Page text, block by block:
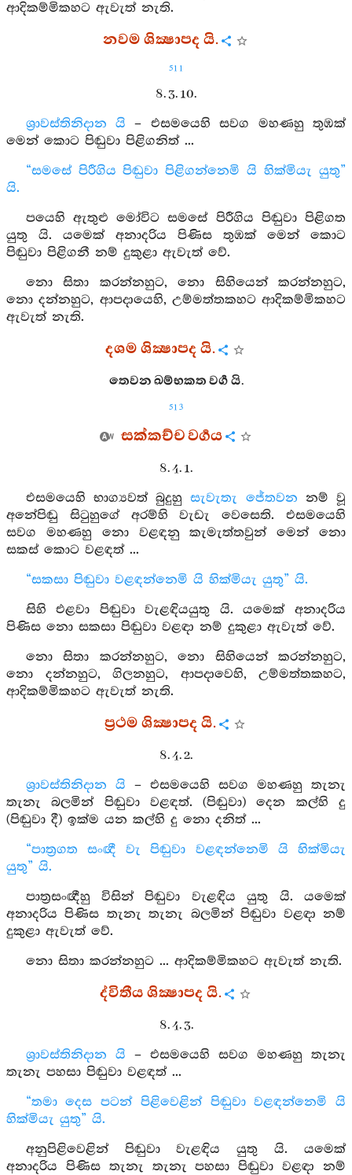
ආදිකම්මිකහට ඇවැත් නැති.
නවම ශික්‍ෂාපද යි.
511
8. 3. 10.
ශ්‍රාවස්තිනිදාන යි – එසමයෙහි සවග මහණහු තුඹක්
මෙන් කොට පිඬුවා පිළිගනිත් ...
“සමසේ පිරීගිය පිඬුවා පිළිගන්නෙමි යි හික්මියැ යුතු”
යි.
පයෙහි ඇතුළු මෝවිට සමසේ පිරීගිය පිඬුවා පිළිගත
යුතු යි. යමෙක් අනාදරිය පිණිස තුඹක් මෙන් කොට
පිඬුවා පිළිගනී නම් දුකුළා ඇවැත් වේ.
නො සිතා කරන්නහුට, නො සිහියෙන් කරන්නහුට,
නො දන්නහුට, ආපදායෙහි, උම්මත්තකහට ආදිකම්මිකහට
ඇවැත් නැති.
දශම ශික්‍ෂාපද යි.
තෙවන ඛම්භකත වර්‍ග යි.
513
සක්කච්ච වර්‍ගය
8. 4. 1.
එසමයෙහි භාග්‍යවත් බුදුහුසැවැතැ ජේතවන නම් වූ
අනේපිඬු සිටුහුගේ අරම්හි වැඩැ වෙසෙති. එසමයෙහි
සවග මහණහු නො වළඳනු කැමැත්තවුන් මෙන් නො
සකස් කොට වළඳත් ...
“සකසා පිඬුවා වළඳන්නෙමි යි හික්මියැ යුතු” යි.
සිහි එළවා පිඬුවා වැළඳියයුතු යි. යමෙක් අනාදරිය
පිණිස නො සකසා පිඬුවා වළඳා නම් දුකුළා ඇවැත් වේ.
නො සිතා කරන්නහුට, නො සිහියෙන් කරන්නහුට,
නො දන්නහුට, ගිලනහුට, ආපදාවෙහි, උම්මත්තකහට,
ආදිකම්මිකහට ඇවැත් නැති.
ප්‍රථම ශික්‍ෂාපද යි.
8. 4. 2.
ශ්‍රාවස්තිනිදාන යි – එසමයෙහි සවග මහණහු තැනැ
තැනැ බලමින් පිඬුවා වළඳත්. (පිඬුවා) දෙන කල්හි දු
(පිඬුවා දී) ඉක්ම යන කල්හි දු නො දනිත් ...
“පාත්‍රගත සංඥී වැ පිඬුවා වළඳන්නෙමි යි හික්මියැ
යුතු” යි.
පාත්‍රසංඥීහු විසින් පිඬුවා වැළඳිය යුතු යි. යමෙක්
අනාදරිය පිණිස තැනැ තැනැ බලමින් පිඬුවා වළඳා නම්
දුකුළා ඇවැත් වේ.
නො සිතා කරන්නහුට ... ආදිකම්මිකහට ඇවැත් නැති.
ද්විතීය ශික්‍ෂාපද යි.
8. 4. 3.
ශ්‍රාවස්තිනිදාන යි – එසමයෙහි සවග මහණහු තැනැ
තැනැ පහසා පිඬුවා වළඳත් ...
“තමා දෙස පටන් පිළිවෙළින් පිඬුවා වළඳන්නෙමි යි
හික්මියැ යුතු” යි.
අනුපිළිවෙළින් පිඬුවා වැළඳිය යුතු යි. යමෙක්
අනාදරිය පිණිස තැනැ තැනැ පහසා පිඬුවා වළඳා නම්